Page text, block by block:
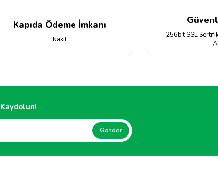
Kapıda Ödeme İmkanı
Nakit
256bit SSL
Gönder